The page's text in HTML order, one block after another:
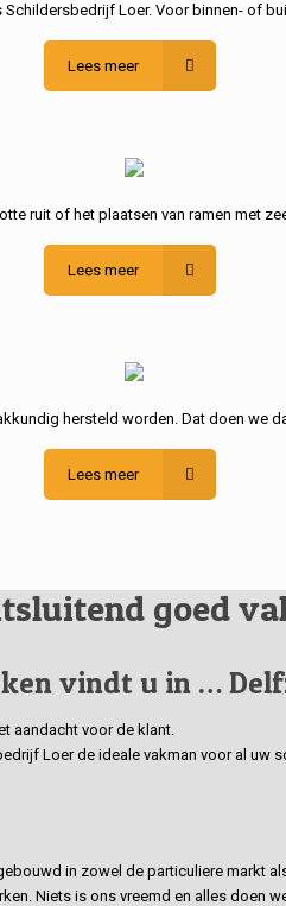
Loer. Voor binnen- of
Lees meer
ruit of het plaatsen van ramen met
Lees meer
hersteld worden. Dat doen we
Lees meer
goed
vindt u in …
aandacht voor de klant.
Loer de ideale vakman voor al uw
in zowel de particuliere markt
Niets is ons vreemd en alles doen